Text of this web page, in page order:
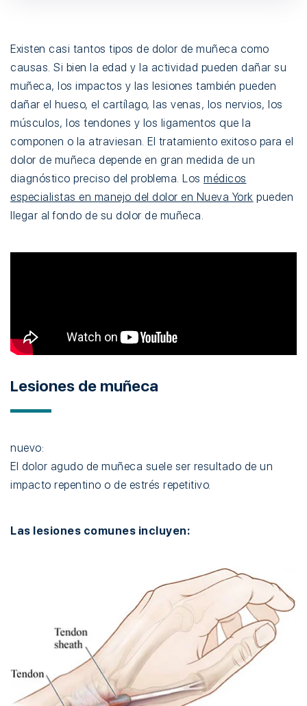
Existen casi tantos tipos de dolor de muñeca como
causas. Si bien la edad y la actividad pueden dañar su
muñeca, los impactos y las lesiones también pueden
dañar el hueso, el cartílago, las venas, los nervios, los
músculos, los tendones y los ligamentos que la
componen o la atraviesan. El tratamiento exitoso para el
dolor de muñeca depende en gran medida de un
diagnóstico preciso del problema. Los médicos
especialistas en manejo del dolor en Nueva York pueden
llegar al fondo de su dolor de muñeca.
Lesiones de muñeca
nuevo:
El dolor agudo de muñeca suele ser resultado de un
impacto repentino o de estrés repetitivo.
Las lesiones comunes incluyen: